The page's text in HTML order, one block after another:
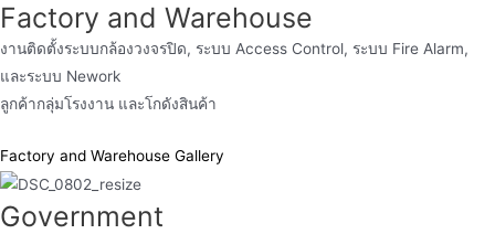
Factory and Warehouse
งานติดตั้งระบบกล้องวงจรปิด, ระบบ Access Control, ระบบ Fire Alarm,
และระบบ Nework
ลูกค้ากลุ่มโรงงาน และโกดังสินค้า
Factory and Warehouse Gallery
Government